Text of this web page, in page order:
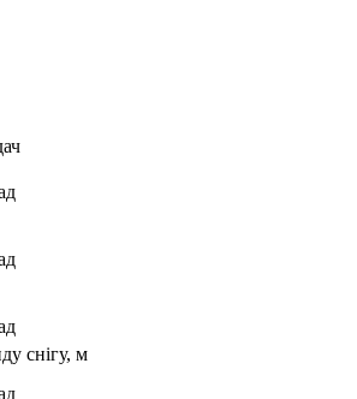
снігу, м